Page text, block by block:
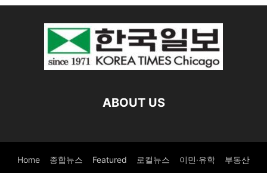
ABOUT US
Home 종합뉴스 Featured 로컬뉴스 이민·유학 부동산